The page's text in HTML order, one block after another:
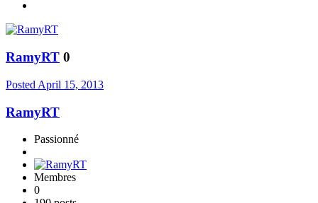
RamyRT 0
Posted April 15, 2013
RamyRT
Passionné
Membres
0